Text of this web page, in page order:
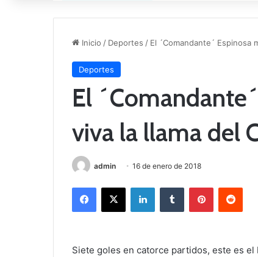
Inicio / Deportes / El ´Comandante´ Espinosa
Deportes
El
viva la llama del
admin 16 de enero de 2018
Siete goles en catorce partidos, este es